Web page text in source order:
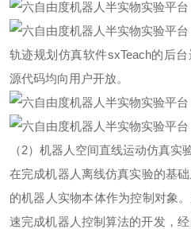
轨迹规划仿真软件sxTeach的后
源代码均向用户开放。
（2）机器人空间直线运动仿真实
在完成机器人离线仿真实验的基
的机器人实物本体作为控制对象
速完成机器人控制算法的开发，